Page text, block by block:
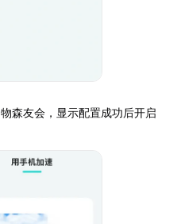
森友会，显示配置成功后开启